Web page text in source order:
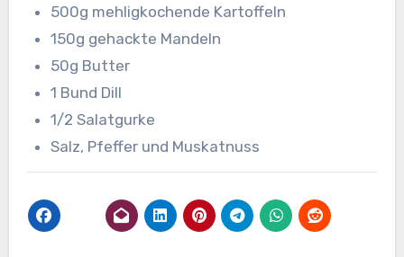
500g mehligkochende Kartoffeln
150g gehackte Mandeln
50g Butter
1 Bund Dill
1/2 Salatgurke
Salz, Pfeffer und Muskatnuss